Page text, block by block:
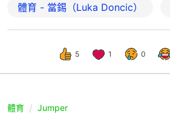
體育 - 當錫（Luka Doncic）
5 1 0
體育 Jumper